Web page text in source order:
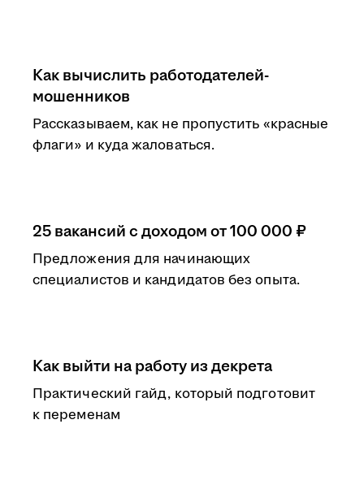
Как вычислить работодателей-
мошенников
Рассказываем, как не пропустить «красные
флаги» и куда жаловаться.
25 вакансий с доходом от 100 000 ₽
Предложения для начинающих
специалистов и кандидатов без опыта.
Как выйти на работу из декрета
Практический гайд, который подготовит
к переменам